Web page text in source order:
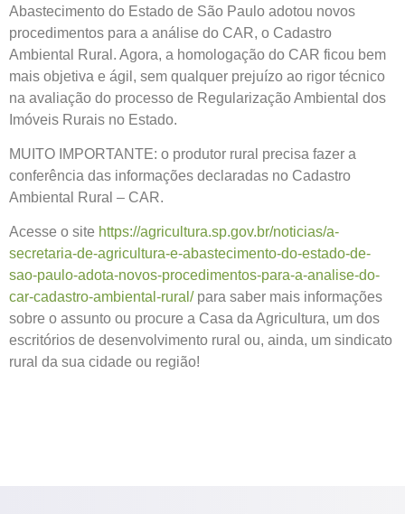
Abastecimento do Estado de São Paulo adotou novos
procedimentos para a análise do CAR, o Cadastro
Ambiental Rural. Agora, a homologação do CAR ficou bem
mais objetiva e ágil, sem qualquer prejuízo ao rigor técnico
na avaliação do processo de Regularização Ambiental dos
Imóveis Rurais no Estado.
MUITO IMPORTANTE: o produtor rural precisa fazer a
conferência das informações declaradas no Cadastro
Ambiental Rural – CAR.
Acesse o site https://agricultura.sp.gov.br/noticias/a-
secretaria-de-agricultura-e-abastecimento-do-estado-de-
sao-paulo-adota-novos-procedimentos-para-a-analise-do-
car-cadastro-ambiental-rural/ para saber mais informações
sobre o assunto ou procure a Casa da Agricultura, um dos
escritórios de desenvolvimento rural ou, ainda, um sindicato
rural da sua cidade ou região!